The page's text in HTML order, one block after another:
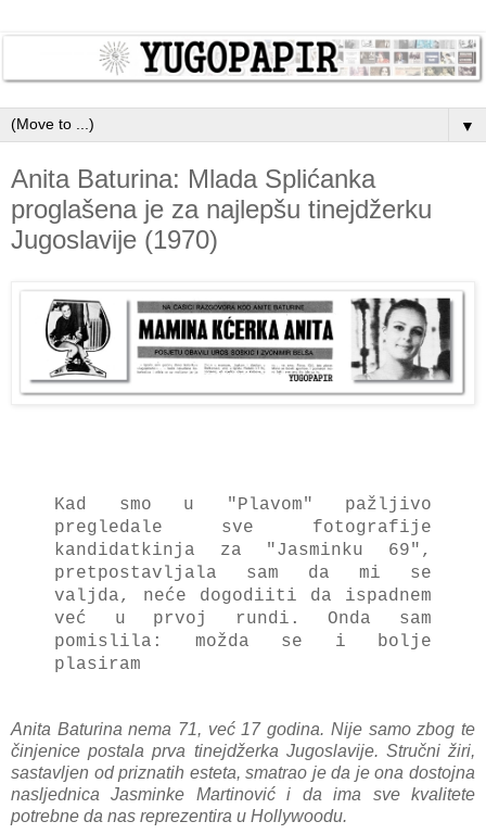
▼
Anita Baturina: Mlada Splićanka
proglašena je za najlepšu tinejdžerku
Jugoslavije (1970)
Kad smo u "Plavom" pažljivo
pregledale sve fotografije
kandidatkinja za "Jasminku 69",
pretpostavljala sam da mi se
valjda, neće dogodiiti da ispadnem
već u prvoj rundi. Onda sam
pomislila: možda se i bolje
plasiram
Anita Baturina nema 71, već 17 godina. Nije samo zbog te
činjenice postala prva tinejdžerka Jugoslavije. Stručni žiri,
sastavljen od priznatih esteta, smatrao je da je ona dostojna
nasljednica Jasminke Martinović i da ima sve kvalitete
potrebne da nas reprezentira u Hollywoodu.